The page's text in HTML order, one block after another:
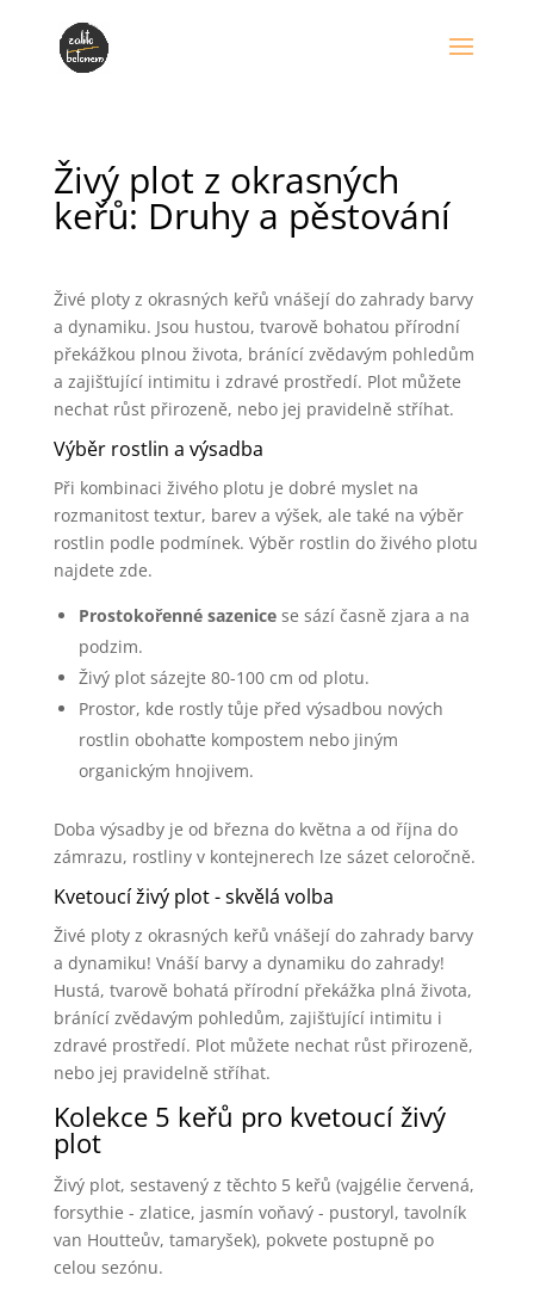
Živý plot z okrasných
keřů: Druhy a pěstování
Živé ploty z okrasných keřů vnášejí do zahrady barvy
a dynamiku. Jsou hustou, tvarově bohatou přírodní
překážkou plnou života, bránící zvědavým pohledům
a zajišťující intimitu i zdravé prostředí. Plot můžete
nechat růst přirozeně, nebo jej pravidelně stříhat.
Výběr rostlin a výsadba
Při kombinaci živého plotu je dobré myslet na
rozmanitost textur, barev a výšek, ale také na výběr
rostlin podle podmínek. Výběr rostlin do živého plotu
najdete zde.
Prostokořenné sazenicese sází časně zjara a na
podzim.
Živý plot sázejte 80-100 cm od plotu.
Prostor, kde rostly tůje před výsadbou nových
rostlin obohaťte kompostem nebo jiným
organickým hnojivem.
Doba výsadby je od března do května a od října do
zámrazu, rostliny v kontejnerech lze sázet celoročně.
Kvetoucí živý plot - skvělá volba
Živé ploty z okrasných keřů vnášejí do zahrady barvy
a dynamiku! Vnáší barvy a dynamiku do zahrady!
Hustá, tvarově bohatá přírodní překážka plná života,
bránící zvědavým pohledům, zajišťující intimitu i
zdravé prostředí. Plot můžete nechat růst přirozeně,
nebo jej pravidelně stříhat.
Kolekce 5 keřů pro kvetoucí živý
plot
Živý plot, sestavený z těchto 5 keřů (vajgélie červená,
forsythie - zlatice, jasmín voňavý - pustoryl, tavolník
van Houtteův, tamaryšek), pokvete postupně po
celou sezónu.